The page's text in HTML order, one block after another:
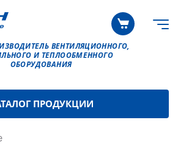
ВЕНТИЛЯЦИОННОГО,
И ТЕПЛООБМЕННОГО
ОБОРУДОВАНИЯ
ПРОДУКЦИИ